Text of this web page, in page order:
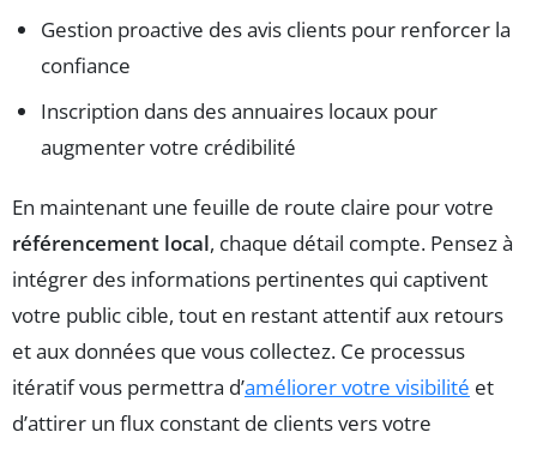
Gestion proactive des avis clients pour renforcer la
confiance
Inscription dans des annuaires locaux pour
augmenter votre crédibilité
En maintenant une feuille de route claire pour votre
référencement local, chaque détail compte. Pensez à
intégrer des informations pertinentes qui captivent
votre public cible, tout en restant attentif aux retours
et aux données que vous collectez. Ce processus
itératif vous permettra d’améliorer votre visibilité et
d’attirer un flux constant de clients vers votre